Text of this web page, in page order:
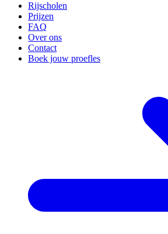
Rijscholen
Prijzen
FAQ
Over ons
Contact
Boek jouw proefles